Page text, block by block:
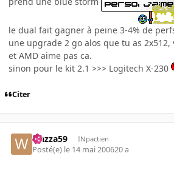
le dual fait gagner à peine 3-4% de
une upgrade 2 go alos que tu as
et AMD aime pas ca.
sinon pour le kit 2.1 >>> Logitech X-230
Citer
wazza59 INpactien
Posté(e) le 14 mai 200620 a